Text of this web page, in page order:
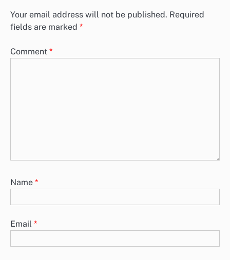
Your email address will not be published. Required
fields are marked *
Comment *
Name *
Email *